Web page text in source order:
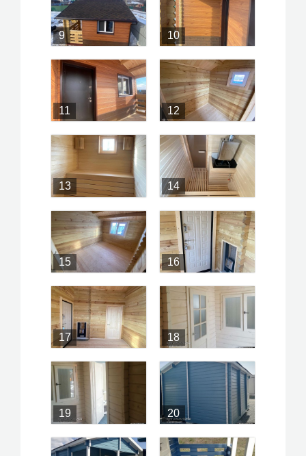
9 10
11 12
13 14
15 16
17 18
19 20